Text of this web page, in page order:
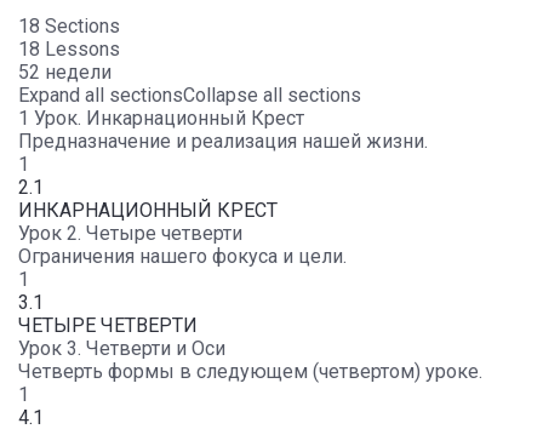
18 Sections
18 Lessons
52 недели
Expand all sectionsCollapse all sections
1 Урок. Инкарнационный Крест
Предназначение и реализация нашей жизни.
1
2.1
ИНКАРНАЦИОННЫЙ КРЕСТ
Урок 2. Четыре четверти
Ограничения нашего фокуса и цели.
1
3.1
ЧЕТЫРЕ ЧЕТВЕРТИ
Урок 3. Четверти и Оси
Четверть формы в следующем (четвертом) уроке.
1
4.1